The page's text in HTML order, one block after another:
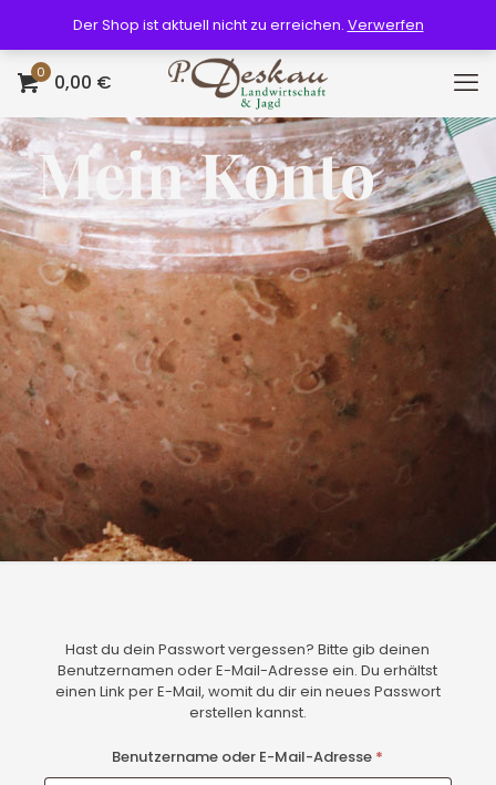
0 0,00 €
Mein Konto
Hast du dein Passwort vergessen? Bitte gib deinen
Benutzernamen oder E-Mail-Adresse ein. Du erhältst
einen Link per E-Mail, womit du dir ein neues Passwort
erstellen kannst.
Benutzername oder E-Mail-Adresse *
Der Shop ist aktuell nicht zu erreichen. Verwerfen